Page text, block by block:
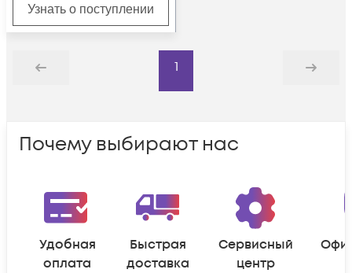
Узнать о поступлении
Назад
1
Дальше
Почему выбирают нас
Удобная
оплата
Быстрая
доставка
Сервисный
центр